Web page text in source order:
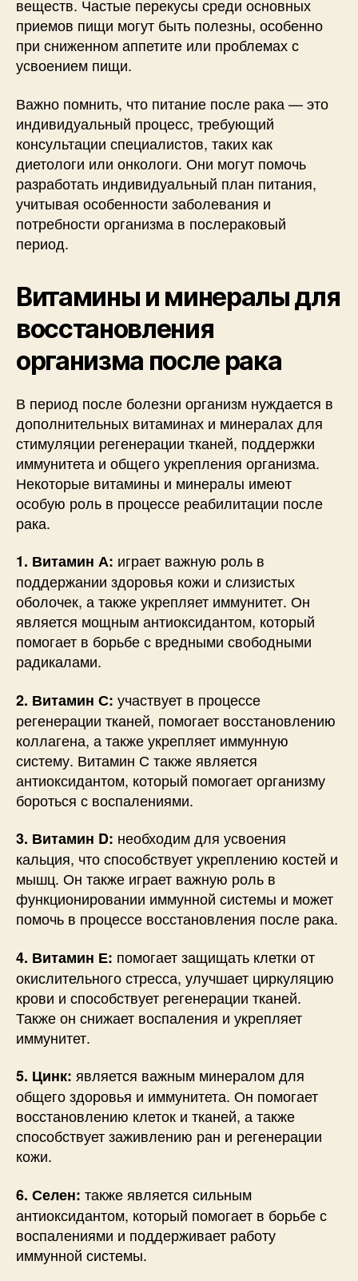
веществ. Частые перекусы среди основных
приемов пищи могут быть полезны, особенно
при сниженном аппетите или проблемах с
усвоением пищи.
Важно помнить, что питание после рака — это
индивидуальный процесс, требующий
консультации специалистов, таких как
диетологи или онкологи. Они могут помочь
разработать индивидуальный план питания,
учитывая особенности заболевания и
потребности организма в послераковый
период.
Витамины и минералы для
восстановления
организма после рака
В период после болезни организм нуждается в
дополнительных витаминах и минералах для
стимуляции регенерации тканей, поддержки
иммунитета и общего укрепления организма.
Некоторые витамины и минералы имеют
особую роль в процессе реабилитации после
рака.
1. Витамин А: играет важную роль в
поддержании здоровья кожи и слизистых
оболочек, а также укрепляет иммунитет. Он
является мощным антиоксидантом, который
помогает в борьбе с вредными свободными
радикалами.
2. Витамин С: участвует в процессе
регенерации тканей, помогает восстановлению
коллагена, а также укрепляет иммунную
систему. Витамин С также является
антиоксидантом, который помогает организму
бороться с воспалениями.
3. Витамин D: необходим для усвоения
кальция, что способствует укреплению костей и
мышц. Он также играет важную роль в
функционировании иммунной системы и может
помочь в процессе восстановления после рака.
4. Витамин Е: помогает защищать клетки от
окислительного стресса, улучшает циркуляцию
крови и способствует регенерации тканей.
Также он снижает воспаления и укрепляет
иммунитет.
5. Цинк: является важным минералом для
общего здоровья и иммунитета. Он помогает
восстановлению клеток и тканей, а также
способствует заживлению ран и регенерации
кожи.
6. Селен: также является сильным
антиоксидантом, который помогает в борьбе с
воспалениями и поддерживает работу
иммунной системы.